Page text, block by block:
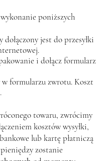
poniższych
jest do przesyłki
i dołącz formularz
w formularzu zwrotu. Koszt
.
towaru, zwrócimy
kosztów wysyłki,
lub kartę płatniczą
zostanie